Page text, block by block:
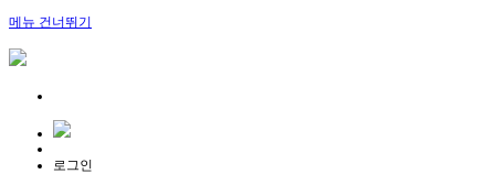
메뉴 건너뛰기
로그인